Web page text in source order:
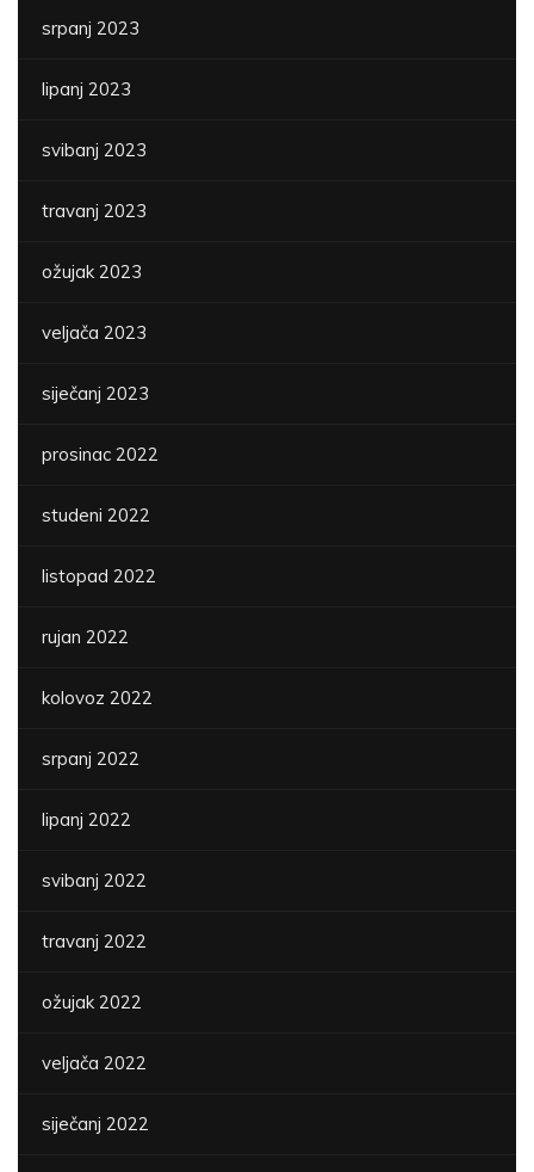
srpanj 2023
lipanj 2023
svibanj 2023
travanj 2023
ožujak 2023
veljača 2023
siječanj 2023
prosinac 2022
studeni 2022
listopad 2022
rujan 2022
kolovoz 2022
srpanj 2022
lipanj 2022
svibanj 2022
travanj 2022
ožujak 2022
veljača 2022
siječanj 2022